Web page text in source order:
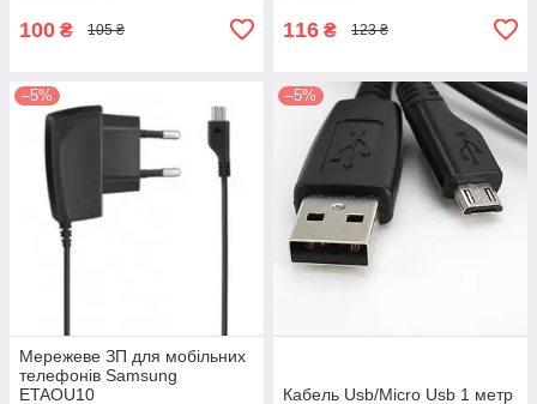
100 ₴ 105 ₴ 116 ₴ 123 ₴
–5%
Мережеве ЗП для мобільних
телефонів Samsung
ETAOU10
–5%
Кабель Usb/Micro Usb 1 метр